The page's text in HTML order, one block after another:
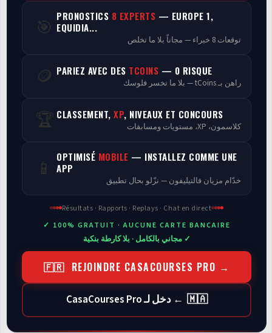
Programmes
🎯 PRONOSTICS 8 EXPERTS — EUROPE 1,
EQUIDIA...
توقعات 8 خبراء — مجاناً بلا ما تخلص
🪙 PARIEZ AVEC DES TCOINS — 0 RISQUE
راهن بـ tCoins — بلا ما تخسر فلوسك
🏆 CLASSEMENT, XP, NIVEAUX ET CONCOURS
كلاسمون، XP، مستويات ومسابقات
📱 OPTIMISÉ MOBILE — INSTALLEZ COMME UNE
APP
خدّام مزيان فالتيليفون — نزّلو بحال تطبيق
Résultats · Rapports · Replays · Chat en direct
✓ 100% GRATUIT · AUCUNE CARTE BANCAIRE
✓ مجاني بالكامل · بلا كارطة بنكية
🇫🇷 REJOINDRE CASACOURSES PRO →
🇲🇦 ← دخل لـ CasaCourses Pro